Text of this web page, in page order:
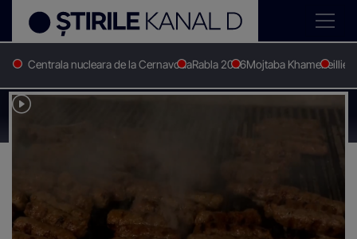
Centrala nucleara de la CernavodaRabla 2026Mojtaba KhameneiIlie
Stirile Kanal D Sfintii
Știri despre